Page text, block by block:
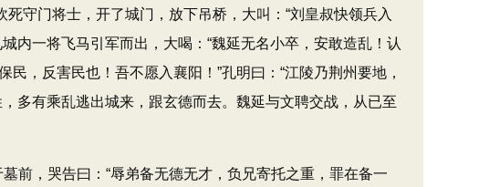
守门将士，开了城门，放下吊桥，大叫：“刘皇叔快领兵入
内一将飞马引军而出，大喝：“魏延无名小卒，安敢造乱！认
，反害民也！吾不愿入襄阳！”孔明曰：“江陵乃荆州要地，
多有乘乱逃出城来，跟玄德而去。魏延与文聘交战，从已至
，哭告曰：“辱弟备无德无才，负兄寄托之重，罪在备一